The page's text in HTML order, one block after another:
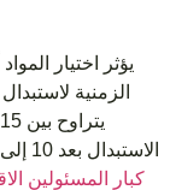
يؤثر اختيار
الزمنية
الاستبدال بعد 10 إلى 15 عامًا حسب الظروف البيئية. ال
كبار المسئولين